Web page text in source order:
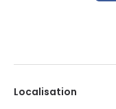
Localisation